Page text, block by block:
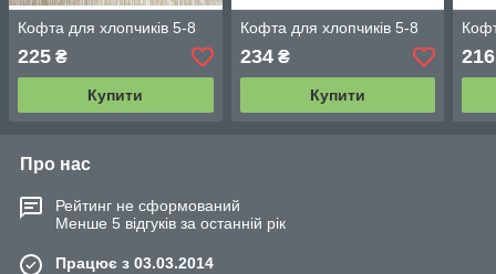
Кофта для хлопчиків 5-8
225 ₴
Купити
Кофта для хлопчиків 5-8
234₴
Купити
216
Про нас
Рейтинг не сформований
Менше 5 відгуків за останній рік
Працює з 03.03.2014